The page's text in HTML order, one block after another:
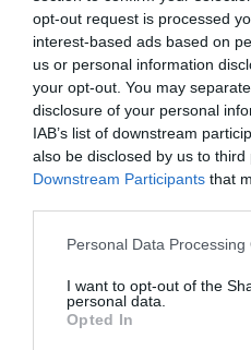
opt-out request is processed
interest-based ads based on
us or personal information
your opt-out. You may
disclosure of your personal
IAB’s list of downstream
also be disclosed by us to third
Downstream Participants that
Personal Data Processing
I want to opt-out of the
personal data.
Opted In
Redacción 05/08/26
INTERNACIONAL
Vuelta a la
que los aseos o
función del sexo
Rocío Orizaola 05/
historia, de poner la
desmontar la
cristiano"